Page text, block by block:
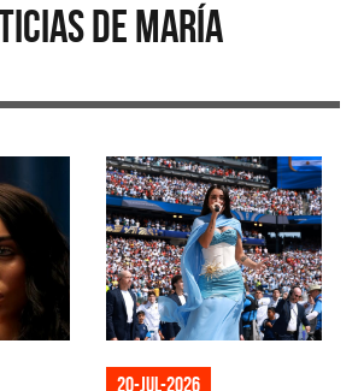
de María
20-jul-2026